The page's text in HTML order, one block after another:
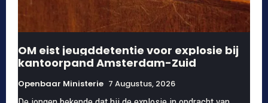
OM eist jeugddetentie voor explosie bij
kantoorpand Amsterdam-Zuid
Openbaar Ministerie 7 Augustus, 2026